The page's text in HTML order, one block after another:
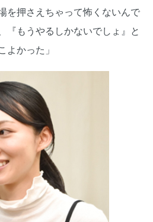
を押さえちゃって怖くないんで
『もうやるしかないでしょ』と
よかった」